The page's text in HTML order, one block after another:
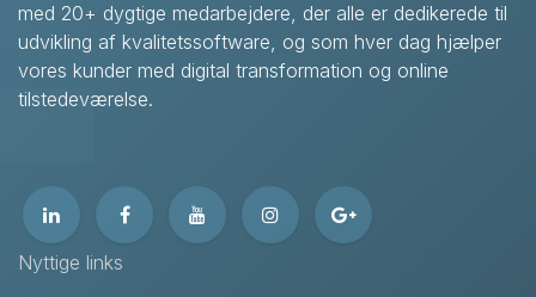
med 20+ dygtige medarbejdere, der alle er dedikerede til
udvikling af kvalitetssoftware, og som hver dag hjælper
vores kunder med digital transformation og online
tilstedeværelse.
Nyttige links